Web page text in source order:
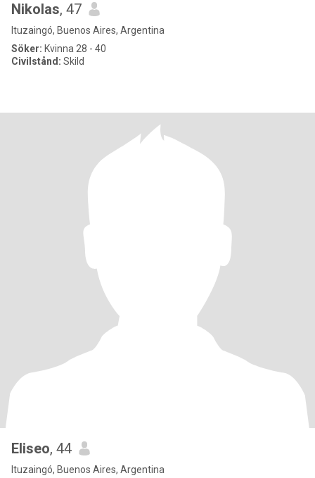
Nikolas, 47
Ituzaingó, Buenos Aires, Argentina
Söker: Kvinna 28 - 40
Civilstånd: Skild
Eliseo, 44
Ituzaingó, Buenos Aires, Argentina